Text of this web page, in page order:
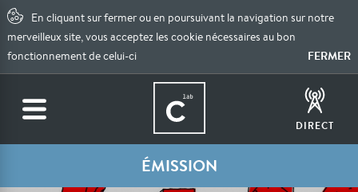
En cliquant sur fermer ou en poursuivant la navigation sur notre
merveilleux site, vous acceptez les cookie nécessaires au bon
fonctionnement de celui-ci
FERMER
DIRECT
ÉMISSION